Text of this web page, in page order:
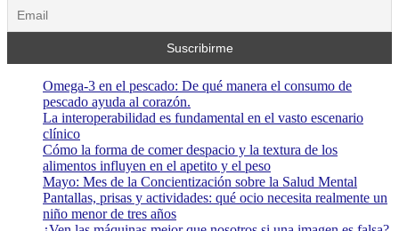
Omega-3 en el pescado: De qué manera el consumo de
pescado ayuda al corazón.
La interoperabilidad es fundamental en el vasto escenario
clínico
Cómo la forma de comer despacio y la textura de los
alimentos influyen en el apetito y el peso
Mayo: Mes de la Concientización sobre la Salud Mental
Pantallas, prisas y actividades: qué ocio necesita realmente un
niño menor de tres años